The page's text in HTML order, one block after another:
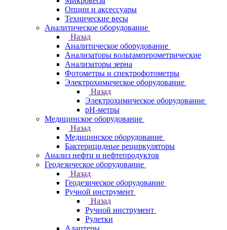
Опции и аксессуары
Технические весы
Аналитическое оборудование
Назад
Аналитическое оборудование
Анализаторы вольтамперометрические
Анализаторы зерна
Фотометры и спектрофотометры
Электрохимическое оборудование
Назад
Электрохимическое оборудование
pH-метры
Медицинское оборудование
Назад
Медицинское оборудование
Бактерицидные рециркуляторы
Анализ нефти и нефтепродуктов
Геодезическое оборудование
Назад
Геодезическое оборудование
Ручной инструмент
Назад
Ручной инструмент
Рулетки
Адаптеры